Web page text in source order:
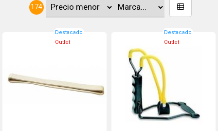
174
Destacado
Outlet
Destacado
Outlet